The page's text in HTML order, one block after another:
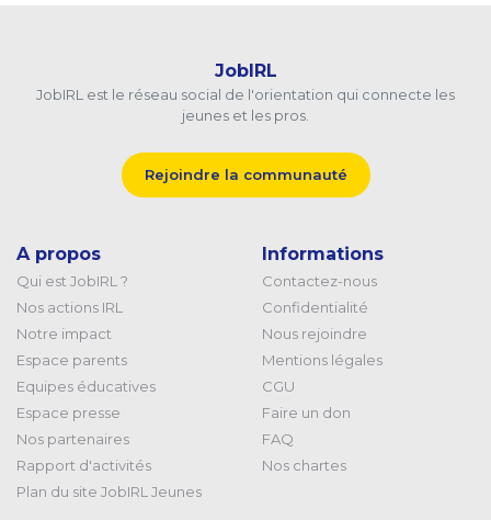
JobIRL
JobIRL est le réseau social de l'orientation qui connecte les
jeunes et les pros.
Rejoindre la communauté
A propos
Qui est JobIRL ?
Nos actions IRL
Notre impact
Espace parents
Equipes éducatives
Espace presse
Nos partenaires
Rapport d'activités
Plan du site JobIRL Jeunes
Informations
Contactez-nous
Confidentialité
Nous rejoindre
Mentions légales
CGU
Faire un don
FAQ
Nos chartes